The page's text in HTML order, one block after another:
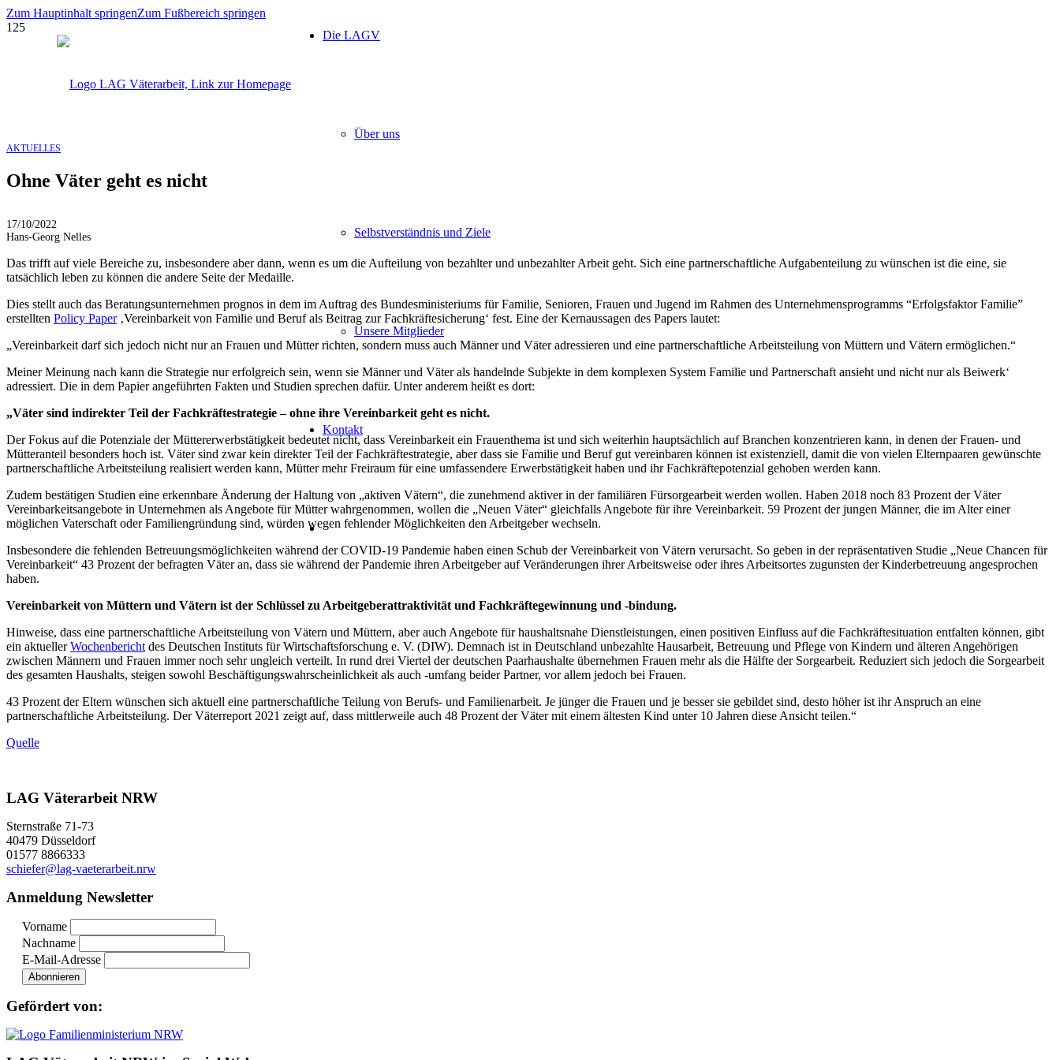
Zum Hauptinhalt springenZum Fußbereich springen
Die LAGV
Über uns
Selbstverständnis und Ziele
Unsere Mitglieder
Kontakt
AKTUELLES
Ohne Väter geht es nicht
17/10/2022
Hans-Georg Nelles
Das trifft auf viele Bereiche zu, insbesondere aber dann, wenn es um die Aufteilung von bezahlter und unbezahlter Arbeit geht. Sich eine partnerschaftliche Aufgabenteilung zu wünschen ist die eine, sie
tatsächlich leben zu können die andere Seite der Medaille.
Dies stellt auch das Beratungsunternehmen prognos in dem im Auftrag des Bundesministeriums für Familie, Senioren, Frauen und Jugend im Rahmen des Unternehmensprogramms “Erfolgsfaktor Familie”
erstellten Policy Paper‚Vereinbarkeit von Familie und Beruf als Beitrag zur Fachkräftesicherung‘ fest. Eine der Kernaussagen des Papers lautet:
„Vereinbarkeit darf sich jedoch nicht nur an Frauen und Mütter richten, sondern muss auch Männer und Väter adressieren und eine partnerschaftliche Arbeitsteilung von Müttern und Vätern ermöglichen.“
Meiner Meinung nach kann die Strategie nur erfolgreich sein, wenn sie Männer und Väter als handelnde Subjekte in dem komplexen System Familie und Partnerschaft ansieht und nicht nur als Beiwerk‘
adressiert. Die in dem Papier angeführten Fakten und Studien sprechen dafür. Unter anderem heißt es dort:
„Väter sind indirekter Teil der Fachkräftestrategie – ohne ihre Vereinbarkeit geht es nicht.
Der Fokus auf die Potenziale der Müttererwerbstätigkeit bedeutet nicht, dass Vereinbarkeit ein Frauenthema ist und sich weiterhin hauptsächlich auf Branchen konzentrieren kann, in denen der Frauen- und
Mütteranteil besonders hoch ist. Väter sind zwar kein direkter Teil der Fachkräftestrategie, aber dass sie Familie und Beruf gut vereinbaren können ist existenziell, damit die von vielen Elternpaaren gewünschte
partnerschaftliche Arbeitsteilung realisiert werden kann, Mütter mehr Freiraum für eine umfassendere Erwerbstätigkeit haben und ihr Fachkräftepotenzial gehoben werden kann.
Zudem bestätigen Studien eine erkennbare Änderung der Haltung von „aktiven Vätern“, die zunehmend aktiver in der familiären Fürsorgearbeit werden wollen. Haben 2018 noch 83 Prozent der Väter
Vereinbarkeitsangebote in Unternehmen als Angebote für Mütter wahrgenommen, wollen die „Neuen Väter“ gleichfalls Angebote für ihre Vereinbarkeit. 59 Prozent der jungen Männer, die im Alter einer
möglichen Vaterschaft oder Familiengründung sind, würden wegen fehlender Möglichkeiten den Arbeitgeber wechseln.
Insbesondere die fehlenden Betreuungsmöglichkeiten während der COVID-19 Pandemie haben einen Schub der Vereinbarkeit von Vätern verursacht. So geben in der repräsentativen Studie „Neue Chancen für
Vereinbarkeit“ 43 Prozent der befragten Väter an, dass sie während der Pandemie ihren Arbeitgeber auf Veränderungen ihrer Arbeitsweise oder ihres Arbeitsortes zugunsten der Kinderbetreuung angesprochen
haben.
Vereinbarkeit von Müttern und Vätern ist der Schlüssel zu Arbeitgeberattraktivität und Fachkräftegewinnung und -bindung.
Hinweise, dass eine partnerschaftliche Arbeitsteilung von Vätern und Müttern, aber auch Angebote für haushaltsnahe Dienstleistungen, einen positiven Einfluss auf die Fachkräftesituation entfalten können, gibt
ein aktuellerWochenbericht des Deutschen Instituts für Wirtschaftsforschung e. V. (DIW). Demnach ist in Deutschland unbezahlte Hausarbeit, Betreuung und Pflege von Kindern und älteren Angehörigen
zwischen Männern und Frauen immer noch sehr ungleich verteilt. In rund drei Viertel der deutschen Paarhaushalte übernehmen Frauen mehr als die Hälfte der Sorgearbeit. Reduziert sich jedoch die Sorgearbeit
des gesamten Haushalts, steigen sowohl Beschäftigungswahrscheinlichkeit als auch -umfang beider Partner, vor allem jedoch bei Frauen.
43 Prozent der Eltern wünschen sich aktuell eine partnerschaftliche Teilung von Berufs- und Familienarbeit. Je jünger die Frauen und je besser sie gebildet sind, desto höher ist ihr Anspruch an eine
partnerschaftliche Arbeitsteilung. Der Väterreport 2021 zeigt auf, dass mittlerweile auch 48 Prozent der Väter mit einem ältesten Kind unter 10 Jahren diese Ansicht teilen.“
Quelle
LAG Väterarbeit NRW
Sternstraße 71-73
40479 Düsseldorf
01577 8866333
schiefer@lag-vaeterarbeit.nrw
Anmeldung Newsletter
Vorname
Nachname
E-Mail-Adresse
Gefördert von: